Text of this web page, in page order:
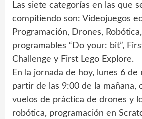
Las siete categorías en las que
compitiendo son: Videojuegos
Programación, Drones,
programables “Do your: bit”,
Challenge y First Lego Explore.
En la jornada de hoy, lunes 6 de
partir de las 9:00 de la mañana,
vuelos de práctica de drones y
robótica, programación en